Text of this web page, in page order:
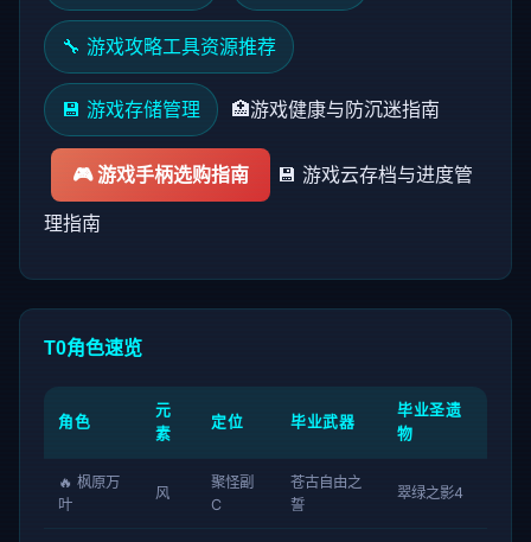
🔧 游戏攻略工具资源推荐
💾 游戏存储管理 🏥游戏健康与防沉迷指南
🎮 游戏手柄选购指南 💾 游戏云存档与进度管
理指南
T0角色速览
角色
元
素
定位 毕业武器
毕业圣遗
物
🔥 枫原万
叶
风
聚怪副
C
苍古自由之
誓
翠绿之影4